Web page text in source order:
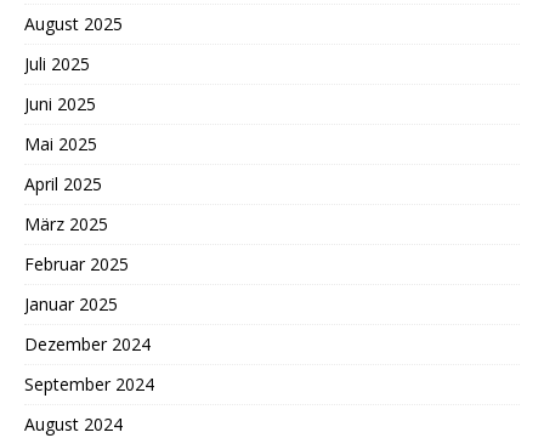
August 2025
Juli 2025
Juni 2025
Mai 2025
April 2025
März 2025
Februar 2025
Januar 2025
Dezember 2024
September 2024
August 2024